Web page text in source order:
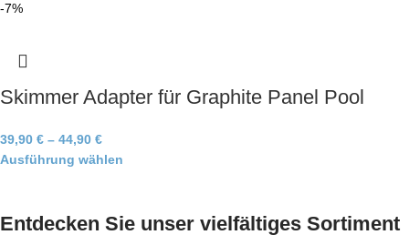
-7%
Skimmer Adapter für Graphite Panel Pool
39,90 € – 44,90 €
Ausführung wählen
Entdecken Sie unser vielfältiges Sortiment